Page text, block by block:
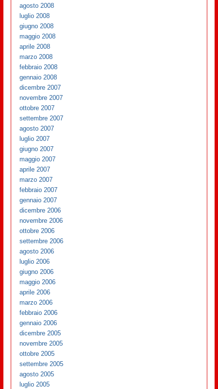
agosto 2008
luglio 2008
giugno 2008
maggio 2008
aprile 2008
marzo 2008
febbraio 2008
gennaio 2008
dicembre 2007
novembre 2007
ottobre 2007
settembre 2007
agosto 2007
luglio 2007
giugno 2007
maggio 2007
aprile 2007
marzo 2007
febbraio 2007
gennaio 2007
dicembre 2006
novembre 2006
ottobre 2006
settembre 2006
agosto 2006
luglio 2006
giugno 2006
maggio 2006
aprile 2006
marzo 2006
febbraio 2006
gennaio 2006
dicembre 2005
novembre 2005
ottobre 2005
settembre 2005
agosto 2005
luglio 2005